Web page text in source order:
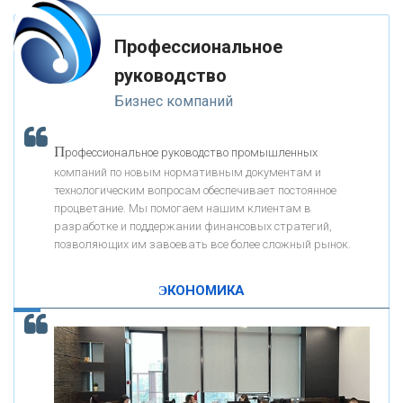
«РОСЕВРОБАНК»
«ПРЕСС-СЛУЖБА ВТБ24»
«АВТОГРАДБАНК»
«ПРОМРЕГИОНБАНК»
ОНАС
Как Система быстрых платежей за пять лет
изменила финансовый рынок - «Интервью»
-- Лучшее, что можно сделать с хорошим советом, это пропустить его
мимо ушей. Он никогда не бывает полезен никому, кроме того, кто его
-- Люблю давать советы и очень не люблю, когда их дают мне.
Профессиональное
руководство
Бизнес компаний
Профессиональное руководство промышленных
компаний по новым нормативным документам и
технологическим вопросам обеспечивает постоянное
процветание. Мы помогаем нашим клиентам в
разработке и поддержании финансовых стратегий,
позволяющих им завоевать все более сложный рынок.
ЭКОНОМИКА